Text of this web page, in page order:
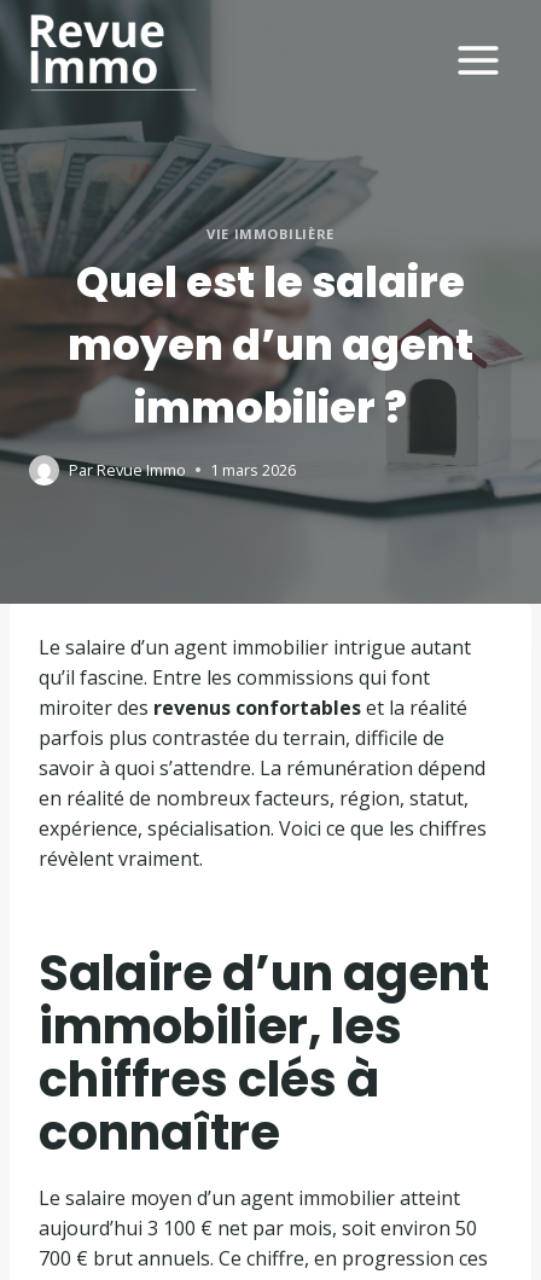
Aller
contenu
VIE IMMOBILIÈRE
Quel est le salaire
moyen d’un agent
immobilier ?
ParRevue Immo 1 mars 2026
Le salaire d’un agent immobilier intrigue autant
qu’il fascine. Entre les commissions qui font
miroiter des revenus confortableset la réalité
parfois plus contrastée du terrain, difficile de
savoir à quoi s’attendre. La rémunération dépend
en réalité de nombreux facteurs, région, statut,
expérience, spécialisation. Voici ce que les chiffres
révèlent vraiment.
Salaire d’un agent
immobilier, les
chiffres clés à
connaître
Le salaire moyen d’un agent immobilier atteint
aujourd’hui 3 100 € net par mois, soit environ 50
700 € brut annuels. Ce chiffre, en progression ces